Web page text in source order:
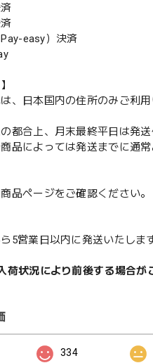
easy）決済
、日本国内の住所のみご利用
都合上、月末最終平日は発送
品によっては発送までに通
品ページをご確認ください。
5営業日以内に発送いたしま
荷状況により前後する場合が
334